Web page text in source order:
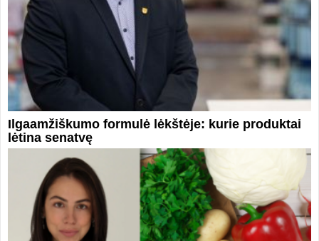
Ilgaamžiškumo formulė lėkštėje: kurie produktai
lėtina senatvę